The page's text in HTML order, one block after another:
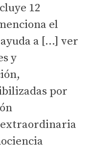
12
el
a […] ver
y
por